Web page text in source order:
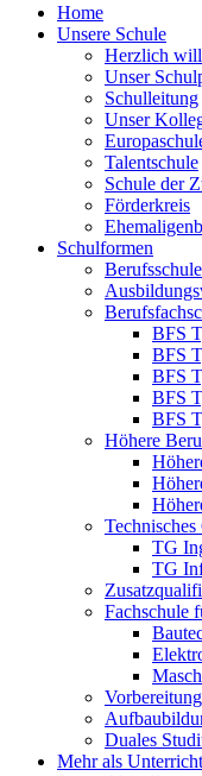
Home
Unsere Schule
Herzlich
Unser
Schulleitung
Unser
Talentschule
Schule der
Förderkreis
Schulformen
BFS
BFS
BFS
BFS
BFS
Höhere
TG
TG
Fachschule
Duales
Mehr als Unterricht